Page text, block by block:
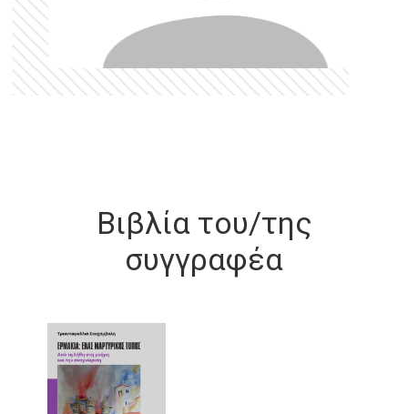
Βιβλία του/της
συγγραφέα